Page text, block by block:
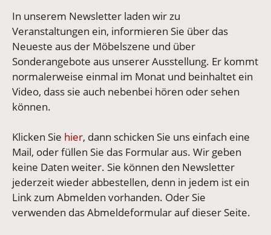
In unserem Newsletter laden wir zu
Veranstaltungen ein, informieren Sie über das
Neueste aus der Möbelszene und über
Sonderangebote aus unserer Ausstellung. Er kommt
normalerweise einmal im Monat und beinhaltet ein
Video, dass sie auch nebenbei hören oder sehen
können.
Klicken Sie hier, dann schicken Sie uns einfach eine
Mail, oder füllen Sie das Formular aus. Wir geben
keine Daten weiter. Sie können den Newsletter
jederzeit wieder abbestellen, denn in jedem ist ein
Link zum Abmelden vorhanden. Oder Sie
verwenden das Abmeldeformular auf dieser Seite.